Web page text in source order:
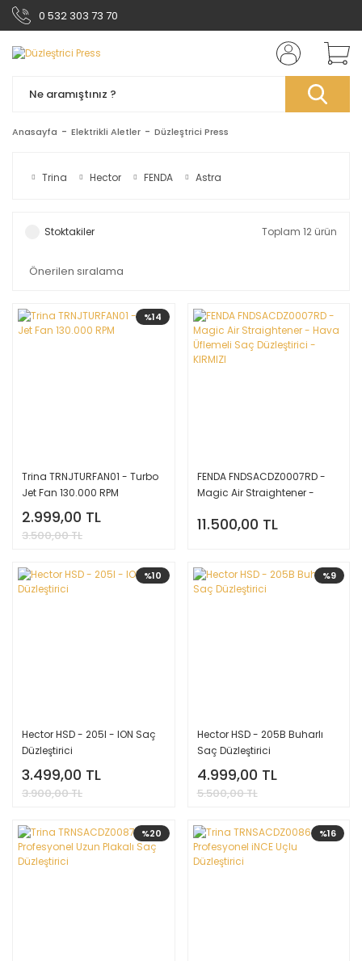
0 532 303 73 70
Anasayfa Elektrikli Aletler Düzleştrici Press
Trina Hector FENDA Astra
Stoktakiler Toplam 12 ürün
%14
Trina TRNJTURFAN01 - Turbo
Jet Fan 130.000 RPM
2.999,00 TL
3.500,00 TL
FENDA FNDSACDZ0007RD -
Magic Air Straightener -
Düzleştirici - KIRMIZI
11.500,00 TL
%10
Hector HSD - 205I - ION Saç
Düzleştirici
3.499,00 TL
3.900,00 TL
%9
Hector HSD - 205B Buharlı
Saç Düzleştirici
4.999,00 TL
5.500,00 TL
%20 %16